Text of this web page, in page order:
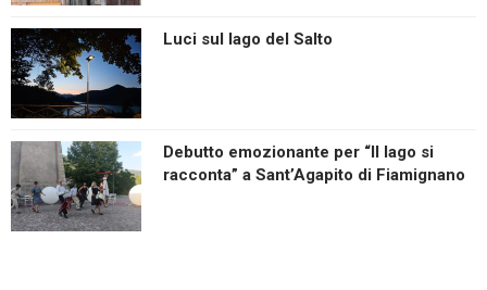
Luci sul lago del Salto
Debutto emozionante per “Il lago si
racconta” a Sant’Agapito di Fiamignano